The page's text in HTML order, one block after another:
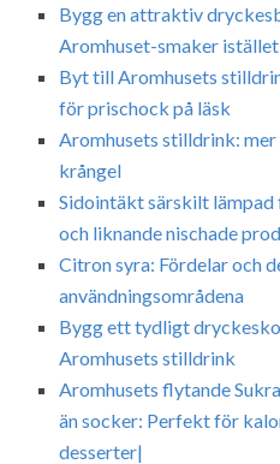
Bygg en attraktiv
Aromhuset-smaker
Byt till Aromhusets
för prischock på läsk
Aromhusets stilldrink: mer
krångel
Sidointäkt särskilt
och liknande nischade
Citron syra: Fördelar och
användningsområdena
Bygg ett tydligt
Aromhusets stilldrink
Aromhusets flytande
än socker: Perfekt för
desserter|